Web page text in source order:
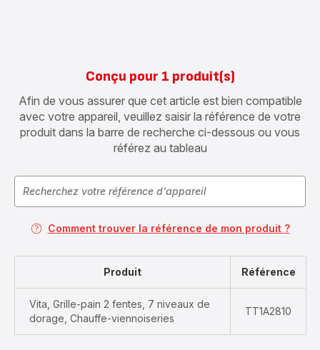
Conçu pour 1 produit(s)
Afin de vous assurer que cet article est bien compatible
avec votre appareil, veuillez saisir la référence de votre
produit dans la barre de recherche ci-dessous ou vous
référez au tableau
Comment trouver la référence de mon produit ?
Produit Référence
Vita, Grille-pain 2 fentes, 7 niveaux de
dorage, Chauffe-viennoiseries
TT1A2810